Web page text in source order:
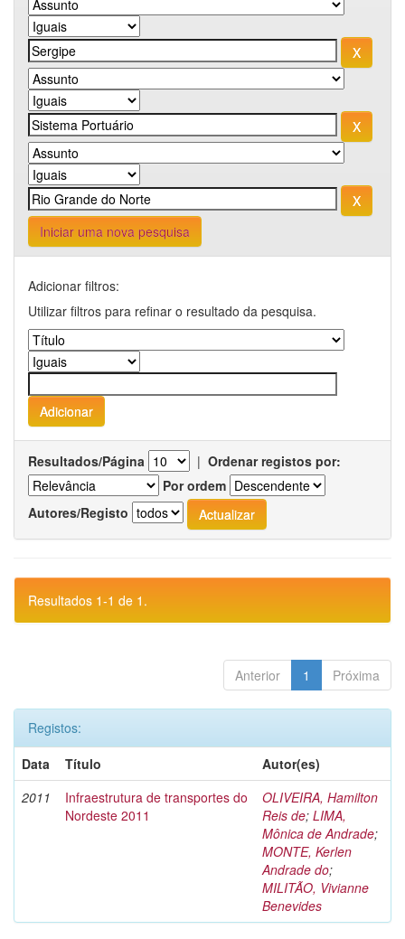
Iniciar uma nova pesquisa
Adicionar filtros:
Utilizar filtros para refinar o resultado da pesquisa.
Resultados/Página | Ordenar registos por:
Por ordem
Autores/Registo
Resultados 1-1 de 1.
Anterior 1 Próxima
Registos:
Data
Título
Autor(es)
2011
Infraestrutura de transportes do
Nordeste 2011
OLIVEIRA, Hamilton
Reis de; LIMA,
Mônica de Andrade;
MONTE, Kerlen
Andrade do;
MILITÃO, Vivianne
Benevides